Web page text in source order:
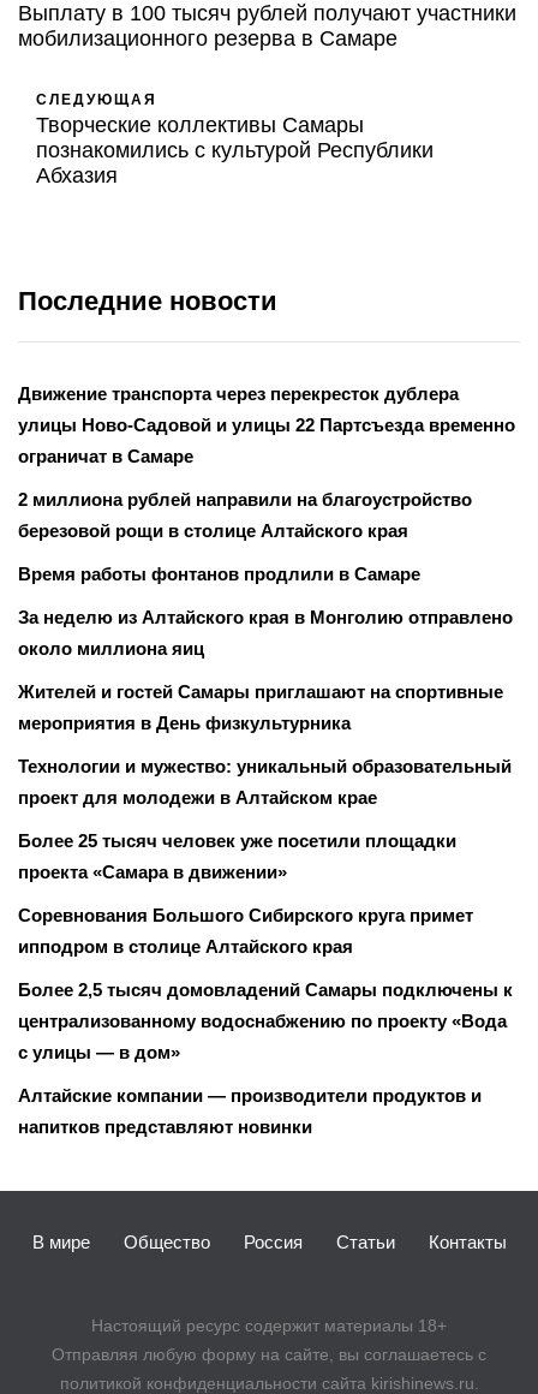
Выплату в 100 тысяч рублей получают участники
мобилизационного резерва в Самаре
СЛЕДУЮЩАЯ
Творческие коллективы Самары
познакомились с культурой Республики
Абхазия
Последние новости
Движение транспорта через перекресток дублера
улицы Ново-Садовой и улицы 22 Партсъезда временно
ограничат в Самаре
2 миллиона рублей направили на благоустройство
березовой рощи в столице Алтайского края
Время работы фонтанов продлили в Самаре
За неделю из Алтайского края в Монголию отправлено
около миллиона яиц
Жителей и гостей Самары приглашают на спортивные
мероприятия в День физкультурника
Технологии и мужество: уникальный образовательный
проект для молодежи в Алтайском крае
Более 25 тысяч человек уже посетили площадки
проекта «Самара в движении»
Соревнования Большого Сибирского круга примет
ипподром в столице Алтайского края
Более 2,5 тысяч домовладений Самары подключены к
централизованному водоснабжению по проекту «Вода
с улицы — в дом»
Алтайские компании — производители продуктов и
напитков представляют новинки
В мире Общество Россия Статьи Контакты
Настоящий ресурс содержит материалы 18+
Отправляя любую форму на сайте, вы соглашаетесь с
политикой конфиденциальности сайта kirishinews.ru.